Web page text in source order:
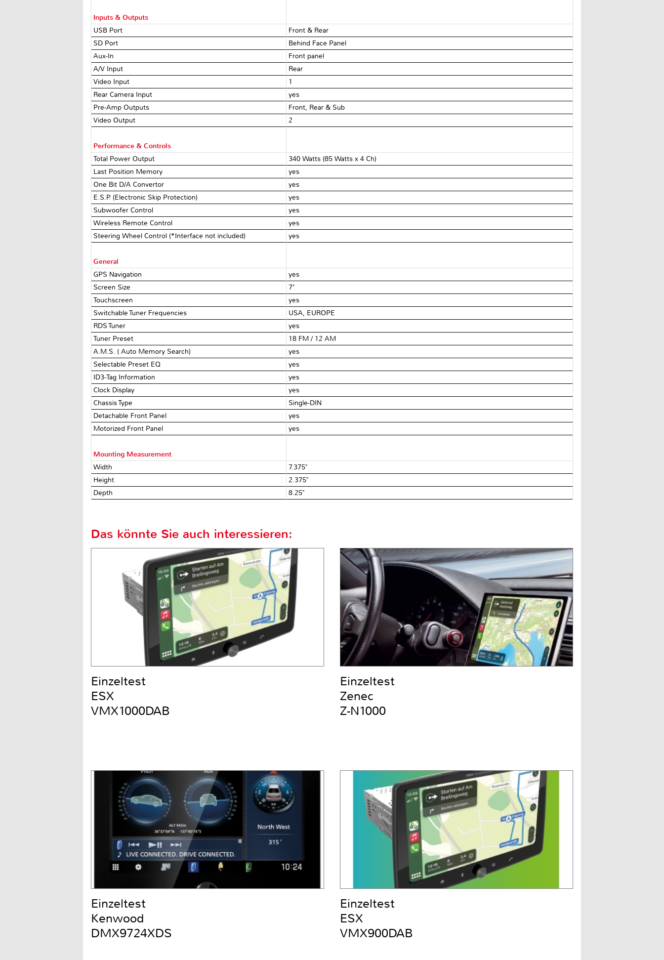
Inputs & Outputs
USB Port
Front & Rear
SD Port
Behind Face Panel
Aux-In
Front panel
A/V Input
Rear
Video Input
1
Rear Camera Input
yes
Pre-Amp Outputs
Front, Rear & Sub
Video Output
2
Performance & Controls
Total Power Output
340 Watts (85 Watts x 4 Ch)
Last Position Memory
yes
One Bit D/A Convertor
yes
E.S.P. (Electronic Skip Protection)
yes
Subwoofer Control
yes
Wireless Remote Control
yes
Steering Wheel Control (*Interface not included)
yes
General
GPS Navigation
yes
Screen Size
7"
Touchscreen
yes
Switchable Tuner Frequencies
USA, EUROPE
RDS Tuner
yes
Tuner Preset
18 FM / 12 AM
A.M.S. ( Auto Memory Search)
yes
Selectable Preset EQ
yes
ID3-Tag Information
yes
Clock Display
yes
Chassis Type
Single-DIN
Detachable Front Panel
yes
Motorized Front Panel
yes
Mounting Measurement
Width
7.375"
Height
2.375"
Depth
8.25"
Das könnte Sie auch interessieren:
Einzeltest
ESX
VMX1000DAB
Einzeltest
Zenec
Z-N1000
Einzeltest
Kenwood
DMX9724XDS
Einzeltest
ESX
VMX900DAB